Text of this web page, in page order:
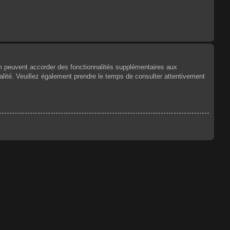
accorder des fonctionnalités supplémentaires aux
Veuillez également prendre le temps de consulter attentivement